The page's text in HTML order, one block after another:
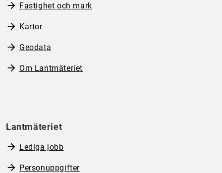
Fastighet och mark
Kartor
Geodata
Om Lantmäteriet
Lantmäteriet
Lediga jobb
Personuppgifter